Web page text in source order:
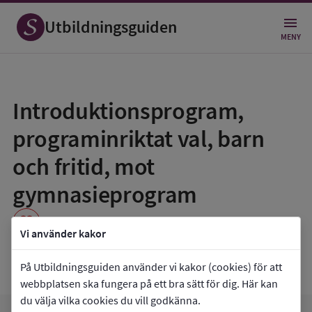
Vi använder kakor
På Utbildningsguiden använder vi kakor (cookies) för att
webbplatsen ska fungera på ett bra sätt för dig. Här kan
du välja vilka cookies du vill godkänna.
Utbildningsguiden MENY
Introduktionsprogram,
programinriktat val, barn
och fritid, mot
gymnasieprogram
favorite
som
favorit